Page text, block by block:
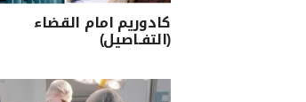
كادوريم امام القضاء
(التفـاصيل)